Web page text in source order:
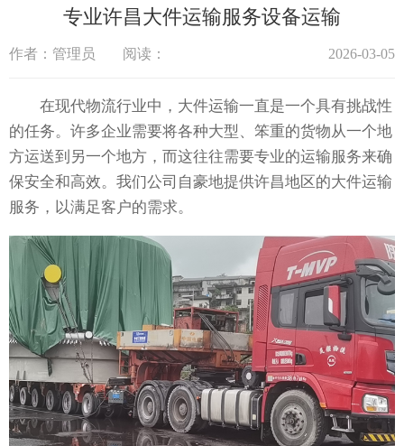
专业许昌大件运输服务设备运输
作者：管理员 阅读： 2026-03-05
在现代物流行业中，大件运输一直是一个具有挑战性
的任务。许多企业需要将各种大型、笨重的货物从一个地
方运送到另一个地方，而这往往需要专业的运输服务来确
保安全和高效。我们公司自豪地提供许昌地区的大件运输
服务，以满足客户的需求。